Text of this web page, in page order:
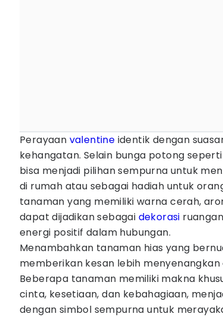
Perayaan valentine identik dengan
kehangatan. Selain bunga potong
bisa menjadi pilihan sempurna untuk
di rumah atau sebagai hadiah untuk
tanaman yang memiliki warna cerah,
dapat dijadikan sebagai dekorasi
energi positif dalam hubungan.
Menambahkan tanaman hias yang
memberikan kesan lebih menyenangkan
Beberapa tanaman memiliki makna
cinta, kesetiaan, dan kebahagiaan,
dengan simbol sempurna untuk